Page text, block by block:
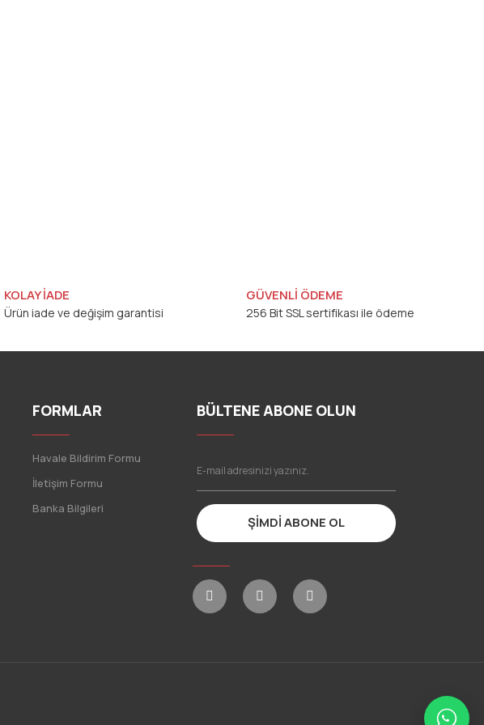
KOLAY İADE
Ürün iade ve değişim garantisi
GÜVENLİ ÖDEME
256 Bit SSL sertifikası ile ödeme
FORMLAR
Havale Bildirim Formu
İletişim Formu
Banka Bilgileri
BÜLTENE ABONE OLUN
ŞİMDİ ABONE OL